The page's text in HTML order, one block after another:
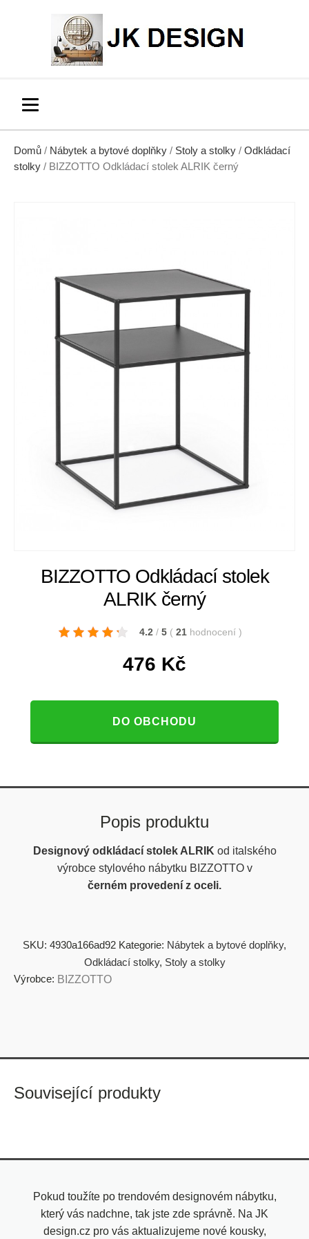
Domů / Nábytek a bytové doplňky / Stoly a stolky / Odkládací
stolky / BIZZOTTO Odkládací stolek ALRIK černý
BIZZOTTO Odkládací stolek
ALRIK černý
4.2 / 5 ( 21 hodnocení )
476 Kč
DO OBCHODU
Popis produktu
Designový odkládací stolek ALRIK od italského
výrobce stylového nábytku BIZZOTTO v
černém provedení z oceli.
SKU: 4930a166ad92 Kategorie: Nábytek a bytové doplňky,
Odkládací stolky, Stoly a stolky
Výrobce: BIZZOTTO
Související produkty
Pokud toužíte po trendovém designovém nábytku,
který vás nadchne, tak jste zde správně. Na JK
design.cz pro vás aktualizujeme nové kousky,